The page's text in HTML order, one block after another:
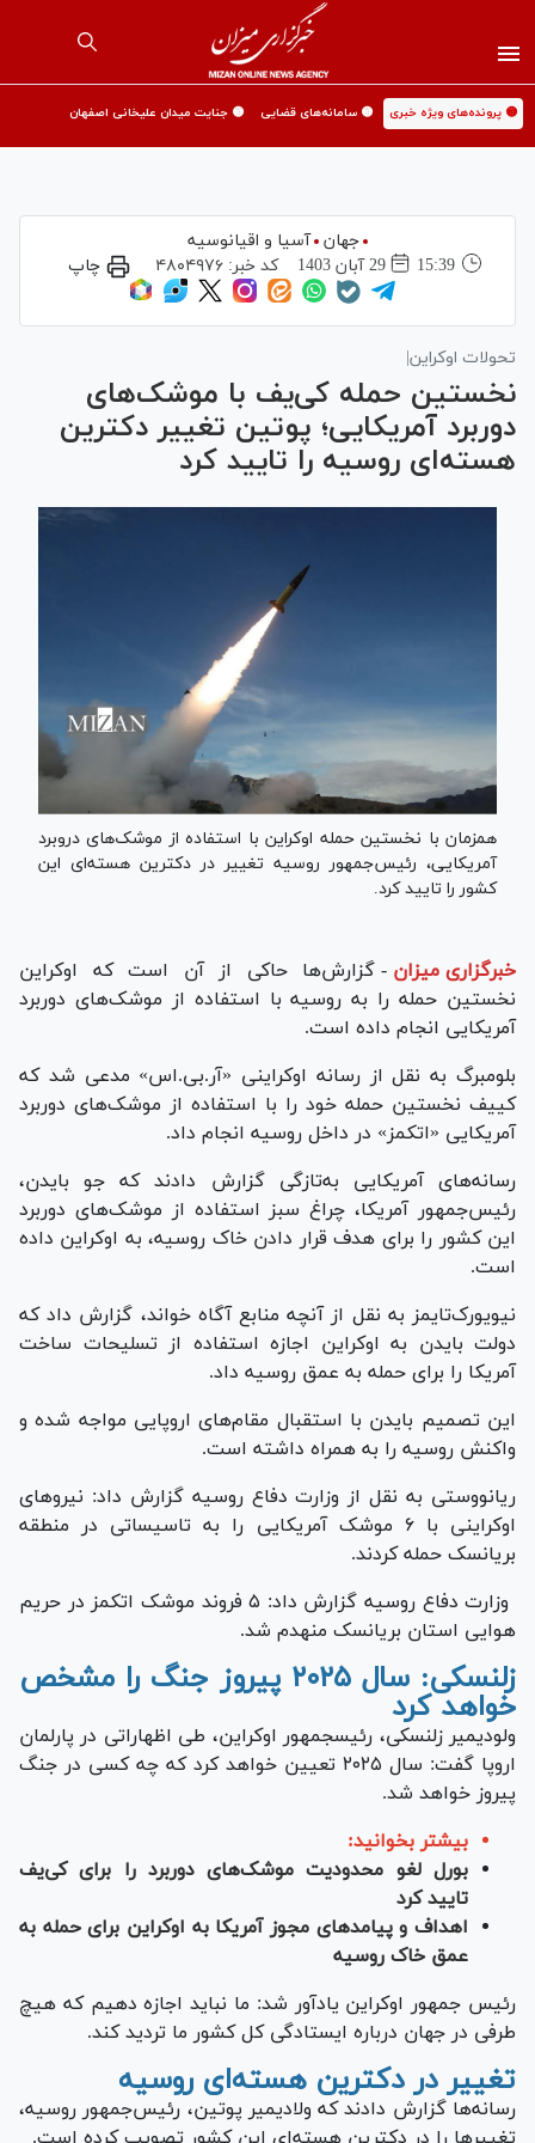
🟡 پرونده‌های ویژه خبری 🟡 سامانه‌های قضایی 🟡 جنایت میدان علیخانی اصفهان
جهان
آسیا و اقیانوسیه
15:39
29 آبان 1403 کد خبر: ۴۸۰۴۹۷۶ چاپ
تحولات اوکراین|
نخستین حمله کی‌یف با موشک‌های
دوربرد آمریکایی؛ پوتین تغییر دکترین
هسته‌ای روسیه را تایید کرد
همزمان با نخستین حمله اوکراین با استفاده از موشک‌های دروبرد
آمریکایی، رئیس‌جمهور روسیه تغییر در دکترین هسته‌ای این
کشور را تایید کرد.
خبرگزاری میزان - گزارش‌ها حاکی از آن است که اوکراین
نخستین حمله را به روسیه با استفاده از موشک‌های دوربرد
آمریکایی انجام داده است.
بلومبرگ به نقل از رسانه اوکراینی «آر.بی.اس» مدعی شد که
کی‎یف نخستین حمله خود را با استفاده از موشک‌های دوربرد
آمریکایی «اتکمز» در داخل روسیه انجام داد.
رسانه‌های آمریکایی به‌تازگی گزارش دادند که جو بایدن،
رئیس‌جمهور آمریکا، چراغ سبز استفاده از موشک‌های دوربرد
این کشور را برای هدف قرار دادن خاک روسیه، به اوکراین داده
است.
نیویورک‌تایمز به نقل از آنچه منابع آگاه خواند، گزارش داد که
دولت بایدن به اوکراین اجازه استفاده از تسلیحات ساخت
آمریکا را برای حمله به عمق روسیه داد.
این تصمیم بایدن با استقبال مقام‌های اروپایی مواجه شده و
واکنش روسیه را به همراه داشته است.
ریانووستی به نقل از وزارت دفاع روسیه گزارش داد: نیرو‌های
اوکراینی با ۶ موشک آمریکایی را به تاسیساتی در منطقه
بریانسک حمله کردند.
وزارت دفاع روسیه گزارش داد: ۵ فروند موشک اتکمز در حریم
هوایی استان بریانسک منهدم شد.
زلنسکی: سال ۲۰۲۵ پیروز جنگ را مشخص
خواهد کرد
ولودیمیر زلنسکی، رئیس‎جمهور اوکراین، طی اظهاراتی در پارلمان
اروپا گفت: سال ۲۰۲۵ تعیین خواهد کرد که چه کسی در جنگ
پیروز خواهد شد.
بیشتر بخوانید:
بورل لغو محدودیت موشک‌های دوربرد را برای کی‌یف
تایید کرد
اهداف و پیامدهای مجوز آمریکا به اوکراین برای حمله به
عمق خاک روسیه
رئیس جمهور اوکراین یادآور شد: ما نباید اجازه دهیم که هیچ
طرفی در جهان درباره ایستادگی کل کشور ما تردید کند.
تغییر در دکترین هسته‌ای روسیه
رسانه‌ها گزارش دادند که ولادیمیر پوتین، رئیس‌‎جمهور روسیه،